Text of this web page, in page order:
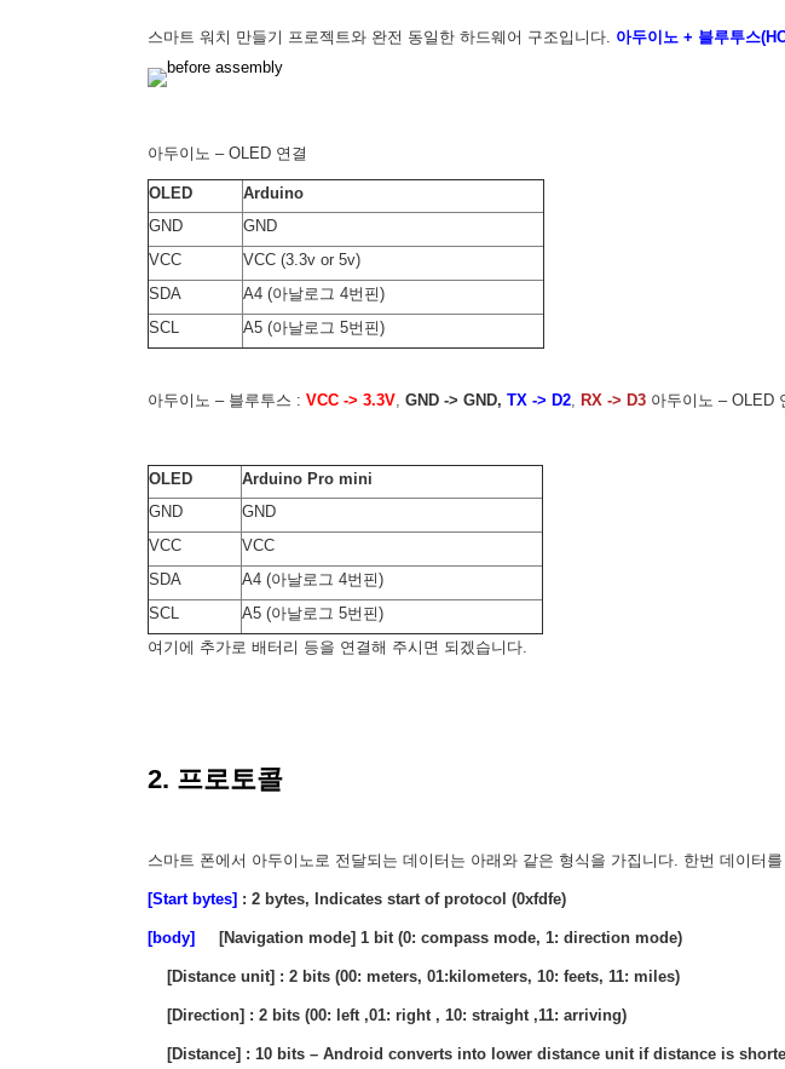
스마트 워치 만들기 프로젝트와 완전 동일한 하드웨어 구조입니다. 아두이노 + 블루투스
아두이노 – OLED 연결
OLED
Arduino
GND
GND
VCC
VCC (3.3v or 5v)
SDA
A4 (아날로그 4번핀)
SCL
A5 (아날로그 5번핀)
아두이노 – 블루투스 : VCC -> 3.3V, GND -> GND, TX -> D2, RX -> D3 아두이노 – OLED
OLED
Arduino Pro mini
GND
GND
VCC
VCC
SDA
A4 (아날로그 4번핀)
SCL
A5 (아날로그 5번핀)
여기에 추가로 배터리 등을 연결해 주시면 되겠습니다.
2. 프로토콜
스마트 폰에서 아두이노로 전달되는 데이터는 아래와 같은 형식을 가집니다. 한번 데이터
[Start bytes] : 2 bytes, Indicates start of protocol (0xfdfe)
[body] [Navigation mode] 1 bit (0: compass mode, 1: direction mode)
[Distance unit] : 2 bits (00: meters, 01:kilometers, 10: feets, 11: miles)
[Direction] : 2 bits (00: left ,01: right , 10: straight ,11: arriving)
[Distance] : 10 bits – Android converts into lower distance unit if distance is